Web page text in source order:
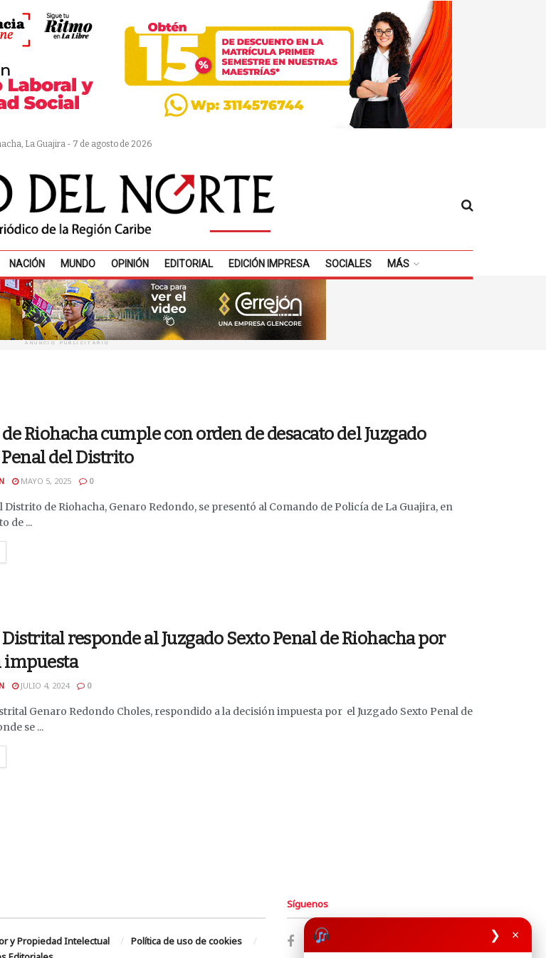
❯ ×
La Guajira - 7 de agosto de 2026
NACIÓN MUNDO OPINIÓN EDITORIAL EDICIÓN IMPRESA SOCIALES MÁS
ANUNCIO PUBLICITARIO
Riohacha cumple con orden de desacato del Juzgado
del Distrito
MAYO 5, 2025 0
Distrito de Riohacha, Genaro Redondo, se presentó al Comando de Policía de La Guajira, en
de ...
responde al Juzgado Sexto Penal de Riohacha por
impuesta
JULIO 4, 2024 0
Genaro Redondo Choles, respondido a la decisión impuesta por el Juzgado Sexto Penal de
se ...
y Propiedad Intelectual
Política de uso de cookies
Síguenos